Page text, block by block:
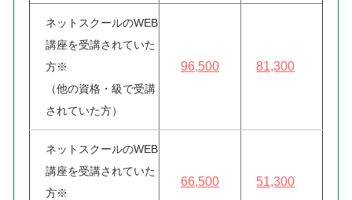
ネットスクールのWEB
講座を受講されていた
方※
（他の資格・級で受講
されていた方）
96,500 81,300
ネットスクールのWEB
講座を受講されていた
方※
66,500 51,300